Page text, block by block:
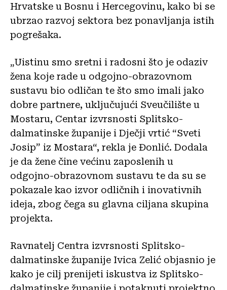
Hrvatske u Bosnu i Hercegovinu, kako bi se
ubrzao razvoj sektora bez ponavljanja istih
pogrešaka.
„Uistinu smo sretni i radosni što je odaziv
žena koje rade u odgojno-obrazovnom
sustavu bio odličan te što smo imali jako
dobre partnere, uključujući Sveučilište u
Mostaru, Centar izvrsnosti Splitsko-
dalmatinske županije i Dječji vrtić “Sveti
Josip” iz Mostara“, rekla je Đonlić. Dodala
je da žene čine većinu zaposlenih u
odgojno-obrazovnom sustavu te da su se
pokazale kao izvor odličnih i inovativnih
ideja, zbog čega su glavna ciljana skupina
projekta.
Ravnatelj Centra izvrsnosti Splitsko-
dalmatinske županije Ivica Zelić objasnio je
kako je cilj prenijeti iskustva iz Splitsko-